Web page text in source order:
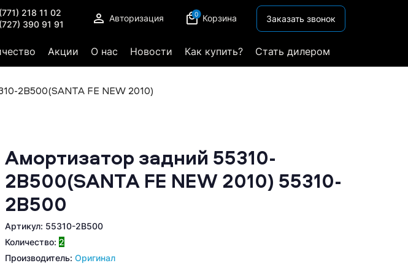
218 11 02
390 91 91
Авторизация 0 Корзина Заказать звонок
Акции О нас Новости Как купить? Стать дилером
2B500(SANTA FE NEW 2010)
Амортизатор задний 55310-
2B500(SANTA FE NEW 2010) 55310-
2B500
Артикул: 55310-2B500
Количество: 2
Производитель: Оригинал